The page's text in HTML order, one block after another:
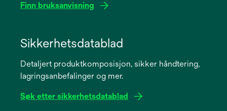
Finn bruksanvisning
new
Sikkerhetsdatablad
Detaljert produktkomposisjon, sikker håndtering,
lagringsanbefalinger og mer.
Søk etter sikkerhetsdatablad